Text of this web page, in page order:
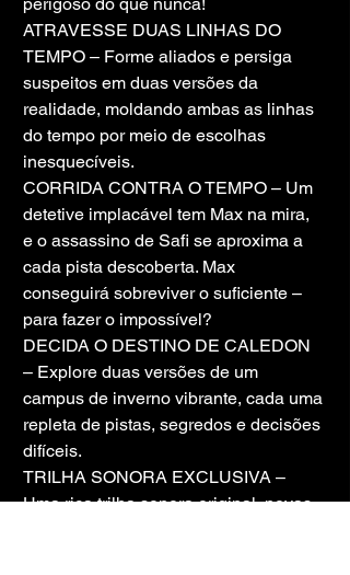
ATRAVESSE DUAS LINHAS DO
TEMPO – Forme aliados e persiga
suspeitos em duas versões da
realidade, moldando ambas as linhas
do tempo por meio de escolhas
inesquecíveis.
CORRIDA CONTRA O TEMPO – Um
detetive implacável tem Max na mira,
e o assassino de Safi se aproxima a
cada pista descoberta. Max
conseguirá sobreviver o suficiente –
para fazer o impossível?
DECIDA O DESTINO DE CALEDON
– Explore duas versões de um
campus de inverno vibrante, cada uma
repleta de pistas, segredos e decisões
difíceis.
TRILHA SONORA EXCLUSIVA –
Uma rica trilha sonora original, novas